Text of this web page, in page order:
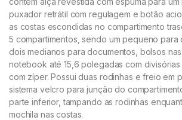
puxador retrátil com regulagem e botão
as costas escondidas no compartimento
5 compartimentos, sendo um pequeno para
dois medianos para documentos, bolsos
notebook até 15,6 polegadas com
com zíper. Possui duas rodinhas e freio em
sistema velcro para junção do
parte inferior, tampando as rodinhas
mochila nas costas.